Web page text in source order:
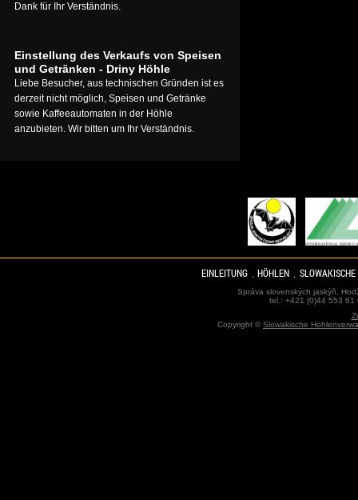
Dank für Ihr Verständnis.
Einstellung des Verkaufs von Speisen
und Getränken - Driny Höhle
Liebe Besucher, aus technischen Gründen ist es
derzeit nicht möglich, Speisen und Getränke
sowie Kaffeeautomaten in der Höhle
anzubieten. Wir bitten um Ihr Verständnis.
EINLEITUNG HÖHLEN
Správa slovenských jaskýň,
tel.: +421 (0)44 553
Copyright ©Slowakische